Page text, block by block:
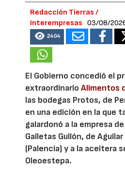
Redacción Tierras /
Interempresas
03/08/
2404
El Gobierno concedió el
extraordinarioAlimentos
las bodegas Protos, de
en una edición en la que
galardonó a la empresa
Galletas Gullón, de
(Palencia) y a la aceitera
Oleoestepa.